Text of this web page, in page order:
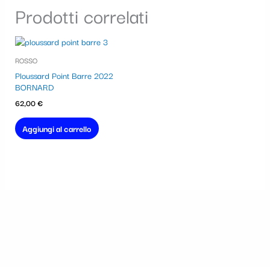
Prodotti correlati
ROSSO
Ploussard Point Barre 2022
BORNARD
62,00€
Aggiungi al carrello